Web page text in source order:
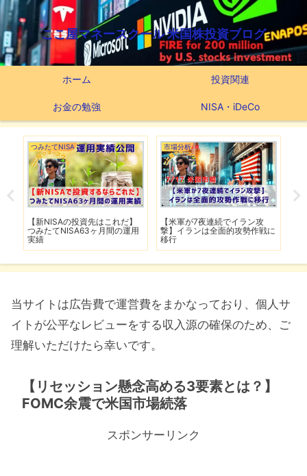
ここ屋マネースクール 米国株投資ブログ
ホーム 投資関連
お金の勉強 NISA・iDeCo
つみたてNISA
【新NISAの投資先はこれだ】
つみたてNISA63ヶ月間の運用
実績
市場分析
【米軍が7夜連続でイラン攻
撃】イランは全面的攻勢作戦に
移行
当サイトは広告費で運営費をまかなっており、個人サ
イトが公平なレビューをする収入源の確保のため、ご
理解いただけたら幸いです。
【リセッション懸念高める3要素とは？】
FOMC余震で米国市場続落
スポンサーリンク